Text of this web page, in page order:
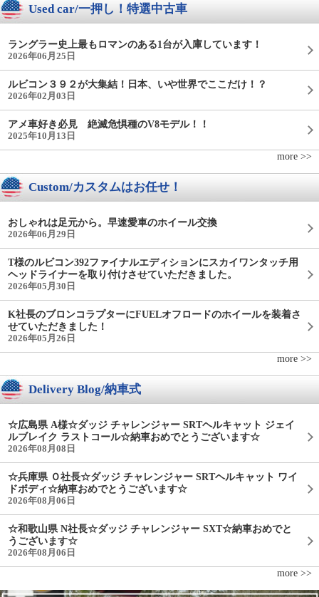
Used car/一押し！特選中古車
ラングラー史上最もロマンのある1台が入庫しています！
2026年06月25日
ルビコン３９２が大集結！日本、いや世界でここだけ！？
2026年02月03日
アメ車好き必見 絶滅危惧種のV8モデル！！
2025年10月13日
more >>
Custom/カスタムはお任せ！
おしゃれは足元から。早速愛車のホイール交換
2026年06月29日
T様のルビコン392ファイナルエディションにスカイワンタッチ用
ヘッドライナーを取り付けさせていただきました。
2026年05月30日
K社長のブロンコラプターにFUELオフロードのホイールを装着さ
せていただきました！
2026年05月26日
more >>
Delivery Blog/納車式
☆広島県 A様☆ダッジ チャレンジャー SRTヘルキャット ジェイ
ルブレイク ラストコール☆納車おめでとうございます☆
2026年08月08日
☆兵庫県 Ｏ社長☆ダッジ チャレンジャー SRTヘルキャット ワイ
ドボディ☆納車おめでとうございます☆
2026年08月06日
☆和歌山県 N社長☆ダッジ チャレンジャー SXT☆納車おめでと
うございます☆
2026年08月06日
more >>